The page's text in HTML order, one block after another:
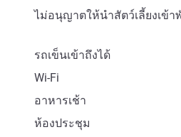
ไม่อนุญาตให้นำสัตว์เลี้ยงเข้า
รถเข็นเข้าถึงได้
Wi-Fi
อาหารเช้า
ห้องประชุม